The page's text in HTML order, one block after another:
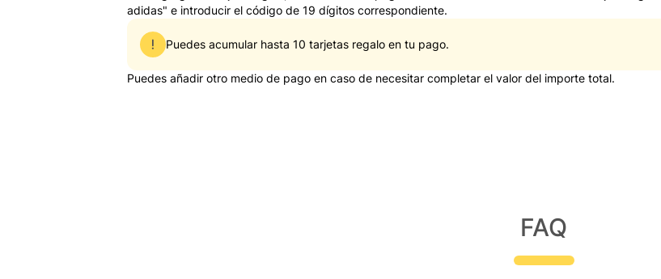
adidas" e introducir el código de 19 dígitos correspondiente.
Puedes acumular hasta 10 tarjetas regalo en tu pago.
Puedes añadir otro medio de pago en caso de necesitar completar el valor del importe total.
FAQ